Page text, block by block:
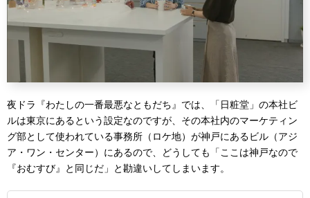
夜ドラ『わたしの一番最悪なともだち』では、「日粧堂」の本社ビ
ルは東京にあるという設定なのですが、その本社内のマーケティン
グ部として使われている事務所（ロケ地）が神戸にあるビル（アジ
ア・ワン・センター）にあるので、どうしても「ここは神戸なので
『おむすび』と同じだ」と勘違いしてしまいます。